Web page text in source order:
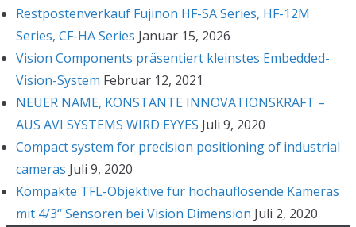
Restpostenverkauf Fujinon HF-SA Series, HF-12M
Series, CF-HA Series Januar 15, 2026
Vision Components präsentiert kleinstes Embedded-
Vision-System Februar 12, 2021
NEUER NAME, KONSTANTE INNOVATIONSKRAFT –
AUS AVI SYSTEMS WIRD EYYES Juli 9, 2020
Compact system for precision positioning of industrial
cameras Juli 9, 2020
Kompakte TFL-Objektive für hochauflösende Kameras
mit 4/3“ Sensoren bei Vision Dimension Juli 2, 2020